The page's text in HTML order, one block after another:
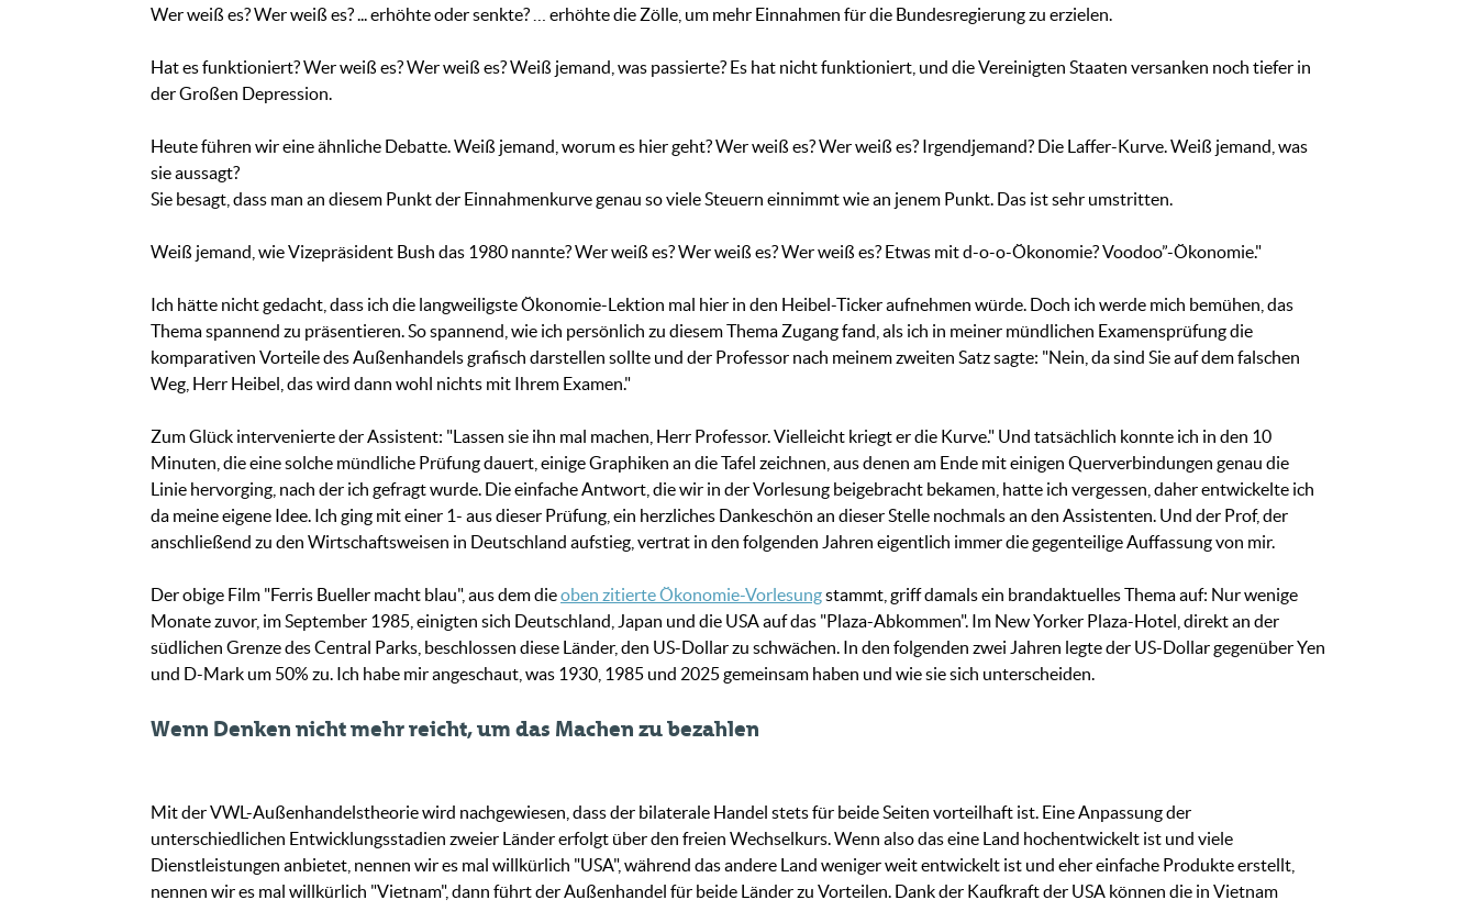
Wer weiß es? Wer weiß es? ... erhöhte oder senkte? … erhöhte die Zölle, um mehr Einnahmen für die Bundesregierung zu erzielen.
Hat es funktioniert? Wer weiß es? Wer weiß es? Weiß jemand, was passierte? Es hat nicht funktioniert, und die Vereinigten Staaten versanken noch tiefer in
der Großen Depression.
Heute führen wir eine ähnliche Debatte. Weiß jemand, worum es hier geht? Wer weiß es? Wer weiß es? Irgendjemand? Die Laffer-Kurve. Weiß jemand, was
sie aussagt?
Sie besagt, dass man an diesem Punkt der Einnahmenkurve genau so viele Steuern einnimmt wie an jenem Punkt. Das ist sehr umstritten.
Weiß jemand, wie Vizepräsident Bush das 1980 nannte? Wer weiß es? Wer weiß es? Wer weiß es? Etwas mit d-o-o-Ökonomie? Voodoo”-Ökonomie."
Ich hätte nicht gedacht, dass ich die langweiligste Ökonomie-Lektion mal hier in den Heibel-Ticker aufnehmen würde. Doch ich werde mich bemühen, das
Thema spannend zu präsentieren. So spannend, wie ich persönlich zu diesem Thema Zugang fand, als ich in meiner mündlichen Examensprüfung die
komparativen Vorteile des Außenhandels grafisch darstellen sollte und der Professor nach meinem zweiten Satz sagte: "Nein, da sind Sie auf dem falschen
Weg, Herr Heibel, das wird dann wohl nichts mit Ihrem Examen."
Zum Glück intervenierte der Assistent: "Lassen sie ihn mal machen, Herr Professor. Vielleicht kriegt er die Kurve." Und tatsächlich konnte ich in den 10
Minuten, die eine solche mündliche Prüfung dauert, einige Graphiken an die Tafel zeichnen, aus denen am Ende mit einigen Querverbindungen genau die
Linie hervorging, nach der ich gefragt wurde. Die einfache Antwort, die wir in der Vorlesung beigebracht bekamen, hatte ich vergessen, daher entwickelte ich
da meine eigene Idee. Ich ging mit einer 1- aus dieser Prüfung, ein herzliches Dankeschön an dieser Stelle nochmals an den Assistenten. Und der Prof, der
anschließend zu den Wirtschaftsweisen in Deutschland aufstieg, vertrat in den folgenden Jahren eigentlich immer die gegenteilige Auffassung von mir.
Der obige Film "Ferris Bueller macht blau", aus dem dieoben zitierte Ökonomie-Vorlesungstammt, griff damals ein brandaktuelles Thema auf: Nur wenige
Monate zuvor, im September 1985, einigten sich Deutschland, Japan und die USA auf das "Plaza-Abkommen". Im New Yorker Plaza-Hotel, direkt an der
südlichen Grenze des Central Parks, beschlossen diese Länder, den US-Dollar zu schwächen. In den folgenden zwei Jahren legte der US-Dollar gegenüber Yen
und D-Mark um 50% zu. Ich habe mir angeschaut, was 1930, 1985 und 2025 gemeinsam haben und wie sie sich unterscheiden.
Wenn Denken nicht mehr reicht, um das Machen zu bezahlen
Mit der VWL-Außenhandelstheorie wird nachgewiesen, dass der bilaterale Handel stets für beide Seiten vorteilhaft ist. Eine Anpassung der
unterschiedlichen Entwicklungsstadien zweier Länder erfolgt über den freien Wechselkurs. Wenn also das eine Land hochentwickelt ist und viele
Dienstleistungen anbietet, nennen wir es mal willkürlich "USA", während das andere Land weniger weit entwickelt ist und eher einfache Produkte erstellt,
nennen wir es mal willkürlich "Vietnam", dann führt der Außenhandel für beide Länder zu Vorteilen. Dank der Kaufkraft der USA können die in Vietnam